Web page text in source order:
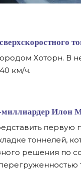
Хоторн. В
км/ч.
Илон
тоннелей,
решения по